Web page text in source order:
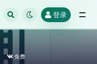
登录
免费